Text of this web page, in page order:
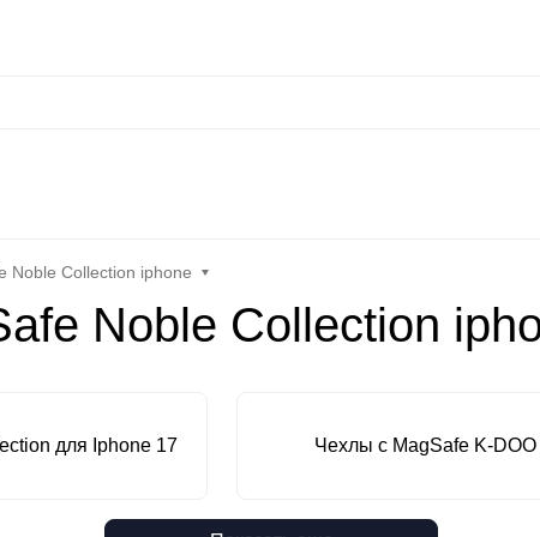
Noble Collection iphone
Noble Collection
для Iphone 17 Чехлы с MagSafe K-